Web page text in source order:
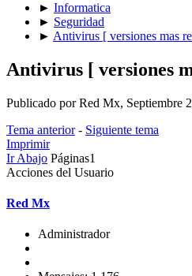
► Informatica
► Seguridad
► Antivirus [ versiones mas
Antivirus [ versiones
Publicado por Red Mx, Septiembre
Tema anterior- Siguiente tema
Imprimir
Ir Abajo Páginas1
Acciones del Usuario
Red Mx
Administrador